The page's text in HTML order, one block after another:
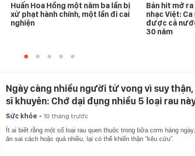
Huấn Hoa Hồng một năm ba lần bị
xử phạt hành chính, một lần đi cai
nghiện
Bản hit mở ra
nhạc Việt:
được cả
30 năm
Ngày càng nhiều người tử vong vì suy thận,
sĩ khuyên: Chớ dại đụng nhiều 5 loại rau
Sức khỏe - 10 tháng trước
Ít ai biết rằng một số loại rau quen thuộc trong bữa cơm hàng
ăn sai cách hoặc quá nhiều, lại có thể khiến thận “kêu cứu”.